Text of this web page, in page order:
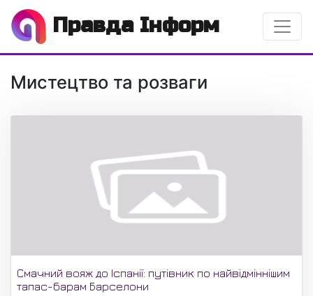
Правда Інформ
Мистецтво та розваги
Смачний вояж до Іспанії: путівник по найвідміннішим
тапас-барам Барселони